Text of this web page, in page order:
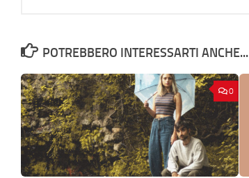
POTREBBERO INTERESSARTI ANCHE...
0